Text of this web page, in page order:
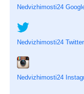
Nedvizhimosti24
Nedvizhimosti24 Twitter
Nedvizhimosti24